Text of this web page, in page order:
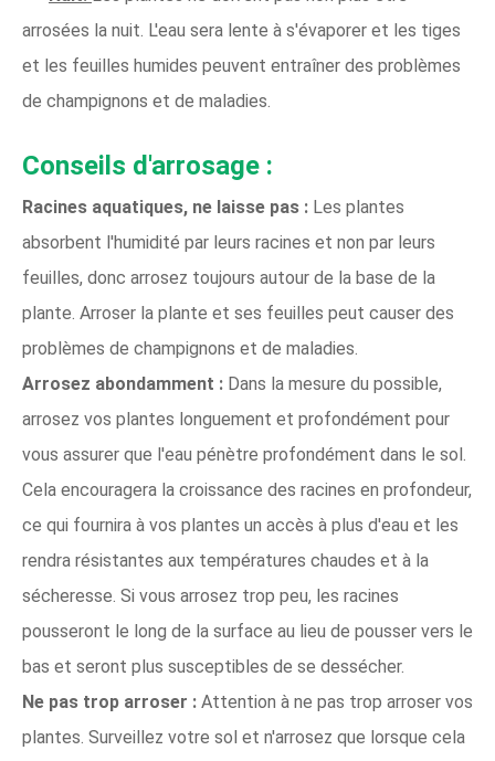
arrosées la nuit. L'eau sera lente à s'évaporer et les tiges
et les feuilles humides peuvent entraîner des problèmes
de champignons et de maladies.
Conseils d'arrosage :
Racines aquatiques, ne laisse pas : Les plantes
absorbent l'humidité par leurs racines et non par leurs
feuilles, donc arrosez toujours autour de la base de la
plante. Arroser la plante et ses feuilles peut causer des
problèmes de champignons et de maladies.
Arrosez abondamment : Dans la mesure du possible,
arrosez vos plantes longuement et profondément pour
vous assurer que l'eau pénètre profondément dans le sol.
Cela encouragera la croissance des racines en profondeur,
ce qui fournira à vos plantes un accès à plus d'eau et les
rendra résistantes aux températures chaudes et à la
sécheresse. Si vous arrosez trop peu, les racines
pousseront le long de la surface au lieu de pousser vers le
bas et seront plus susceptibles de se dessécher.
Ne pas trop arroser : Attention à ne pas trop arroser vos
plantes. Surveillez votre sol et n'arrosez que lorsque cela